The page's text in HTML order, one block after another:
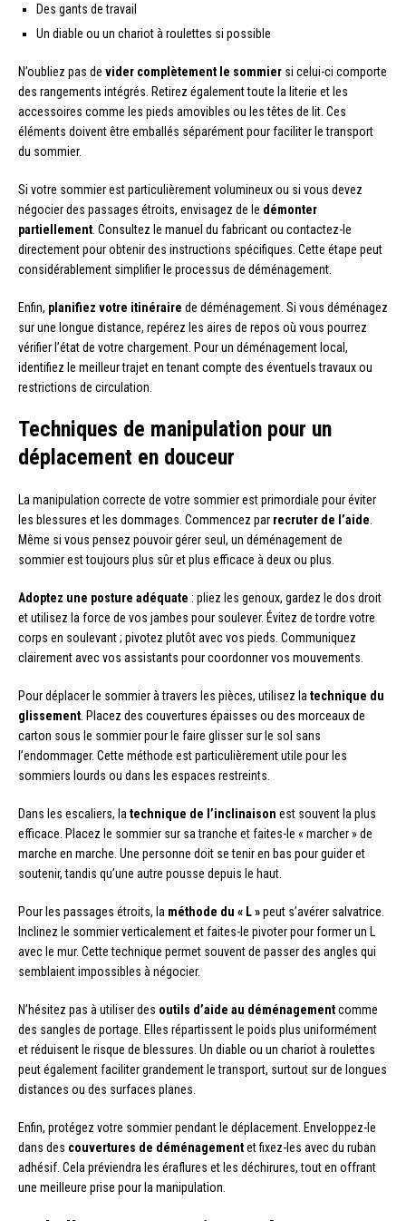
Des gants de travail
Un diable ou un chariot à roulettes si possible
N’oubliez pas de vider complètement le sommier si celui-ci comporte
des rangements intégrés. Retirez également toute la literie et les
accessoires comme les pieds amovibles ou les têtes de lit. Ces
éléments doivent être emballés séparément pour faciliter le transport
du sommier.
Si votre sommier est particulièrement volumineux ou si vous devez
négocier des passages étroits, envisagez de le démonter
partiellement . Consultez le manuel du fabricant ou contactez-le
directement pour obtenir des instructions spécifiques. Cette étape peut
considérablement simplifier le processus de déménagement.
Enfin, planifiez votre itinéraire de déménagement. Si vous déménagez
sur une longue distance, repérez les aires de repos où vous pourrez
vérifier l’état de votre chargement. Pour un déménagement local,
identifiez le meilleur trajet en tenant compte des éventuels travaux ou
restrictions de circulation.
Techniques de manipulation pour un
déplacement en douceur
La manipulation correcte de votre sommier est primordiale pour éviter
les blessures et les dommages. Commencez par recruter de l’aide
Même si vous pensez pouvoir gérer seul, un déménagement de
sommier est toujours plus sûr et plus efficace à deux ou plus.
Adoptez une posture adéquate : pliez les genoux, gardez le dos droit
et utilisez la force de vos jambes pour soulever. Évitez de tordre votre
corps en soulevant ; pivotez plutôt avec vos pieds. Communiquez
clairement avec vos assistants pour coordonner vos mouvements.
Pour déplacer le sommier à travers les pièces, utilisez la technique du
glissement . Placez des couvertures épaisses ou des morceaux de
carton sous le sommier pour le faire glisser sur le sol sans
l’endommager. Cette méthode est particulièrement utile pour les
sommiers lourds ou dans les espaces restreints.
Dans les escaliers, la technique de l’inclinaison est souvent la plus
efficace. Placez le sommier sur sa tranche et faites-le « marcher » de
marche en marche. Une personne doit se tenir en bas pour guider et
soutenir, tandis qu’une autre pousse depuis le haut.
Pour les passages étroits, la méthode du « L »peut s’avérer salvatrice.
Inclinez le sommier verticalement et faites-le pivoter pour former un L
avec le mur. Cette technique permet souvent de passer des angles qui
semblaient impossibles à négocier.
N’hésitez pas à utiliser des outils d’aide au déménagementcomme
des sangles de portage. Elles répartissent le poids plus uniformément
et réduisent le risque de blessures. Un diable ou un chariot à roulettes
peut également faciliter grandement le transport, surtout sur de longues
distances ou des surfaces planes.
Enfin, protégez votre sommier pendant le déplacement. Enveloppez-le
dans des couvertures de déménagementet fixez-les avec du ruban
adhésif. Cela préviendra les éraflures et les déchirures, tout en offrant
une meilleure prise pour la manipulation.